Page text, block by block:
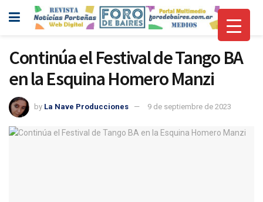
Continúa el Festival de Tango BA
en la Esquina Homero Manzi
by La Nave Producciones 9 de septiembre de 2023